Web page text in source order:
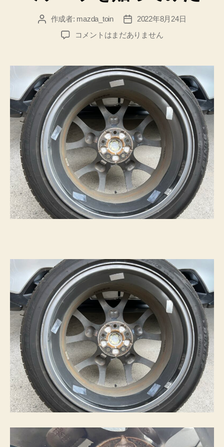
投 作成者: mazda_toin
投
稿
日
2022年8月24日
燃
よ
く
な
る
の
か…？！
イ
ー
ル
に
ア
ル
ミ
テ
貼
っ
て
み
た
へ
の
コメントはまだありません